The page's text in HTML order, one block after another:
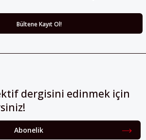
dergisini edinmek için
Abonelik